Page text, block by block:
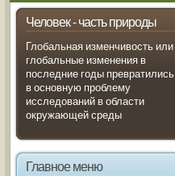
Человек - часть природы
Глобальная изменчивость или
глобальные изменения в
последние годы превратились
в основную проблему
исследований в области
окружающей среды
Главное меню